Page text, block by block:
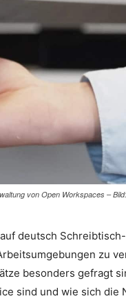
von Open Workspaces –
deutsch
zu
besonders gefragt
sind und wie sich die